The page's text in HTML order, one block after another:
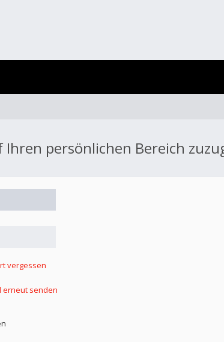
persönlichen Bereich
vergessen
erneut senden